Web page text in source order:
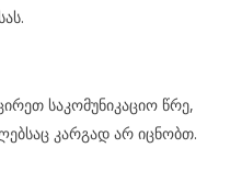
საკომუნიკაციო წრე,
კარგად არ იცნობთ.